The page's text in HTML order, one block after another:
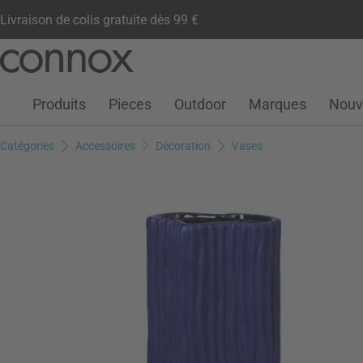
Livraison de colis gratuite dès 99 €
contenu
Compte clientListe de souhaits
Warenkorb
Produits Pieces Outdoor Marques
Catégories Accessoires Décoration Vases